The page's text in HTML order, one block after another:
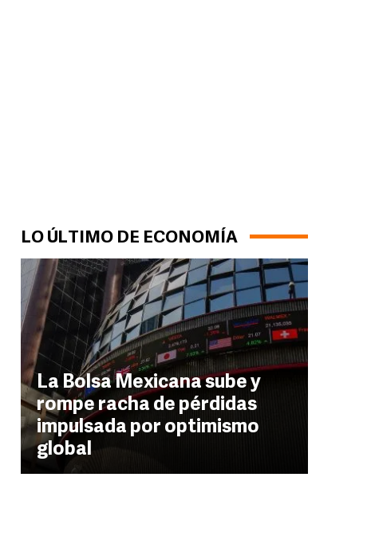
LO ÚLTIMO DE ECONOMÍA
La Bolsa Mexicana sube y
rompe racha de pérdidas
impulsada por optimismo
global